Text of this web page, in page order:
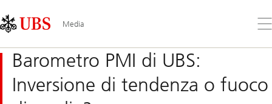
Links
Area
Media
il
Barometro PMI di UBS:
Inversione di tendenza o fuoco